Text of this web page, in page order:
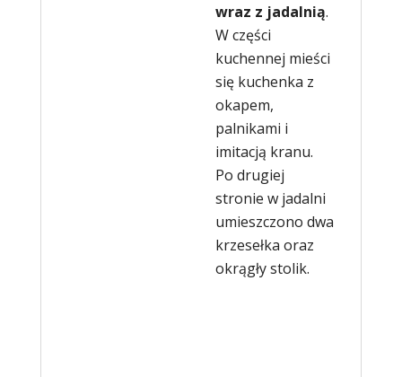
wraz z jadalnią.
W części
kuchennej mieści
się kuchenka z
okapem,
palnikami i
imitacją kranu.
Po drugiej
stronie w jadalni
umieszczono dwa
krzesełka oraz
okrągły stolik.